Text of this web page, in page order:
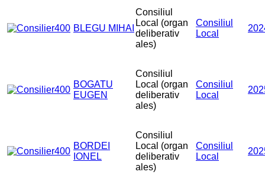
BLEGU MIHAI
Consiliul
Local (organ
deliberativ
ales)
Consiliul
Local
BOGATU
EUGEN
Consiliul
Local (organ
deliberativ
ales)
Consiliul
Local
BORDEI
IONEL
Consiliul
Local (organ
deliberativ
ales)
Consiliul
Local